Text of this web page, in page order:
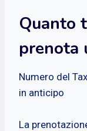
Quanto
prenota
Numero del
in anticipo
La